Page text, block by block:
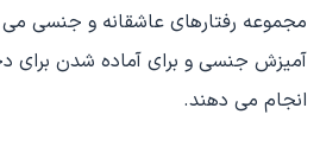
مجموعه رفتارهای عاشقانه و جنسی می
آمیزش جنسی و برای آماده شدن
انجام می دهند.